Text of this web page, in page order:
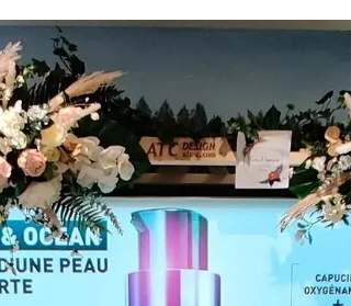
morceau de bois de récupération recèle
du potentiel. Cette petite étagère murale
en est la preuve : nul besoin d'une
entière ni de matériaux onéreux pour
créer un bel objet. Avec une simple latte
de palette , quelques découpes et un brin
de créativité, vous pouvez transformer
bois de rebut en une décoration élégante
qui s'intègre dans presque toute